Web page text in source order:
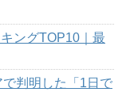
ングTOP10｜最
で判明した「1日で